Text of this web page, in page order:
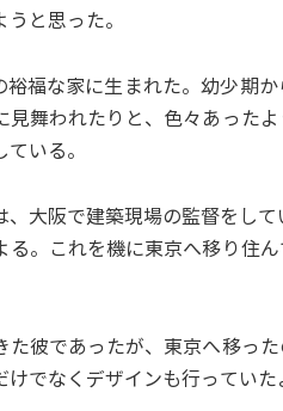
と思った。
福な家に生まれた。幼少期
見舞われたりと、色々あった
いる。
大阪で建築現場の監督をし
。これを機に東京へ移り住
彼であったが、東京へ移っ
でなくデザインも行っていた